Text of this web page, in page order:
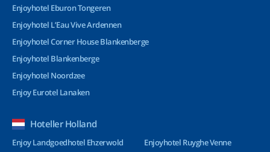
Enjoyhotel Eburon Tongeren
Enjoyhotel L’Eau Vive Ardennen
Enjoyhotel Corner House Blankenberge
Enjoyhotel Blankenberge
Enjoyhotel Noordzee
Enjoy Eurotel Lanaken
Hoteller Holland
Enjoy Landgoedhotel Ehzerwold
Enjoyhotel Ruyghe Venne